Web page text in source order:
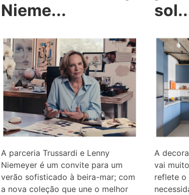
Nieme...
A parceria Trussardi e Lenny
Niemeyer é um convite para um
verão sofisticado à beira-mar; com
a nova coleção que une o melhor
A
vai
reflete o